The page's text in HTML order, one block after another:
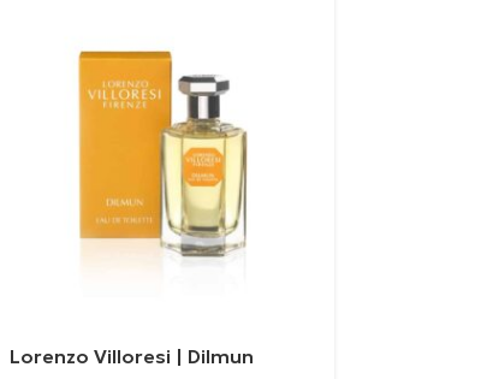
Lorenzo Villoresi | Dilmun